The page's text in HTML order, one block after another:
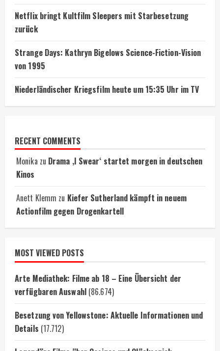
Netflix bringt Kultfilm Sleepers mit Starbesetzung
zurück
Strange Days: Kathryn Bigelows Science-Fiction-Vision
von 1995
Niederländischer Kriegsfilm heute um 15:35 Uhr im TV
RECENT COMMENTS
Monika zu Drama ‚I Swear‘ startet morgen in deutschen
Kinos
Anett Klemm zu Kiefer Sutherland kämpft in neuem
Actionfilm gegen Drogenkartell
MOST VIEWED POSTS
Arte Mediathek: Filme ab 18 – Eine Übersicht der
verfügbaren Auswahl (86.674)
Besetzung von Yellowstone: Aktuelle Informationen und
Details (17.712)